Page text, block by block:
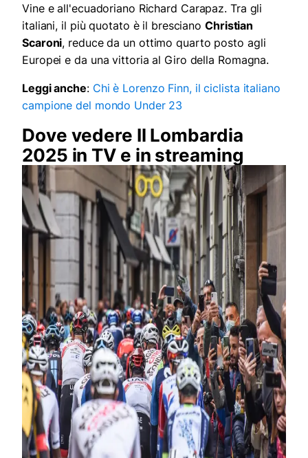
Vine e all'ecuadoriano Richard Carapaz. Tra gli
italiani, il più quotato è il bresciano Christian
Scaroni, reduce da un ottimo quarto posto agli
Europei e da una vittoria al Giro della Romagna.
Leggi anche: Chi è Lorenzo Finn, il ciclista italiano
campione del mondo Under 23
Dove vedere Il Lombardia
2025 in TV e in streaming